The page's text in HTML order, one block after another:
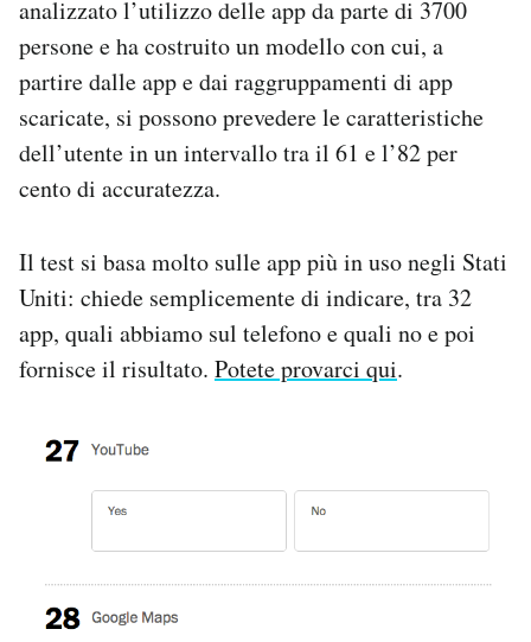
Notifiche mobile
Regala il Post
Hai bisogno di aiuto?
analizzato l’utilizzo delle app da parte di 3700
persone e ha costruito un modello con cui, a
partire dalle app e dai raggruppamenti di app
scaricate, si possono prevedere le caratteristiche
dell’utente in un intervallo tra il 61 e l’82 per
cento di accuratezza.
Il test si basa molto sulle app più in uso negli Stati
Uniti: chiede semplicemente di indicare, tra 32
app, quali abbiamo sul telefono e quali no e poi
fornisce il risultato. Potete provarci qui.